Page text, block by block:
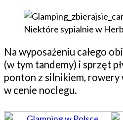
Niektóre sypialnie w
Na wyposażeniu całego
(w tym tandemy) i sprzęt
ponton z silnikiem, rowery
w cenie noclegu.